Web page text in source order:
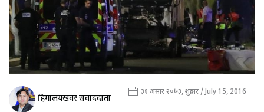
हिमालयखवर संवाददाता ३१ असार २०७३, शुक्रबार / July 15, 2016